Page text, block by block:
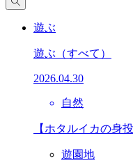
遊ぶ
遊ぶ （すべて）
2026.04.30
自然
【ホタルイカの身
遊園地